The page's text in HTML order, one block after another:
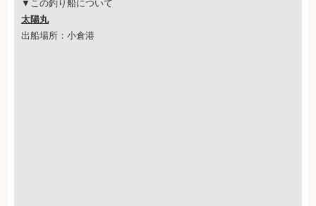
▼この釣り船について
太陽丸
出船場所：小倉港